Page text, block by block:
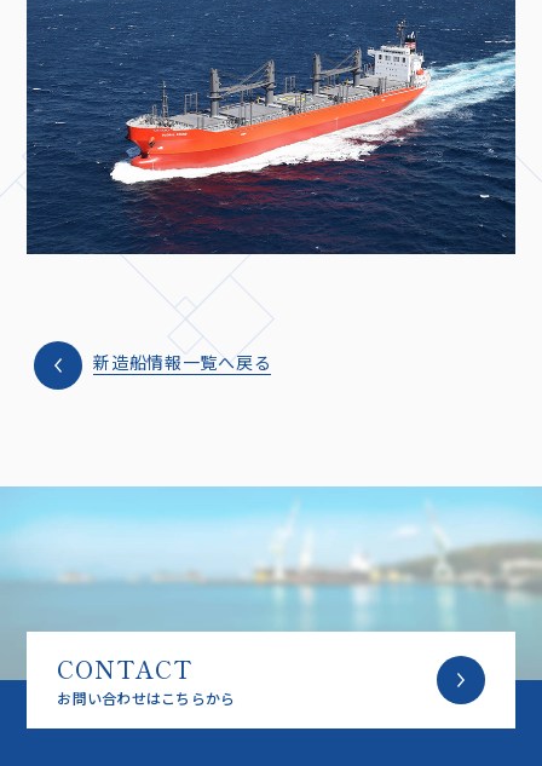
新造船情報一覧へ戻る
CONTACT
お問い合わせはこちらから